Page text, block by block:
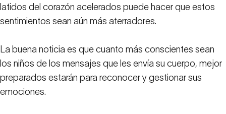
latidos del corazón acelerados puede hacer que estos
sentimientos sean aún más aterradores.
La buena noticia es que cuanto más conscientes sean
los niños de los mensajes que les envía su cuerpo, mejor
preparados estarán para reconocer y gestionar sus
emociones.